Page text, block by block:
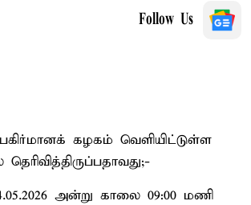
Follow Us
கழகம் வெளியிட்டுள்ள
தெரிவித்திருப்பதாவது;-
அன்று காலை 09:00 மணி